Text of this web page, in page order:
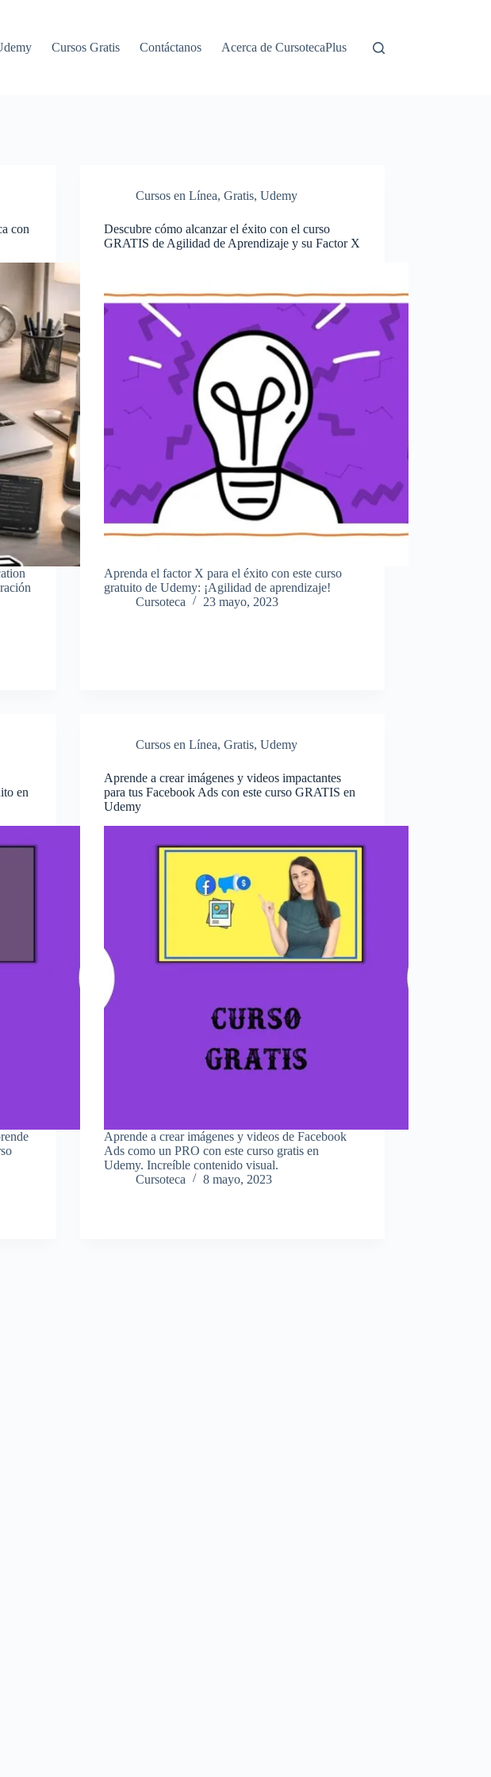
Cursos Gratis Contáctanos Acerca de CursotecaPlus
con
Cursos en Línea,Gratis,Udemy
Descubre cómo alcanzar el éxito con el curso
GRATIS de Agilidad de Aprendizaje y su Factor X
Aprenda el factor X para el éxito con este curso
gratuito de Udemy: ¡Agilidad de aprendizaje!
Cursoteca
23 mayo, 2023
en
Cursos en Línea,Gratis,Udemy
Aprende a crear imágenes y videos impactantes
para tus Facebook Ads con este curso GRATIS en
Udemy
Aprende a crear imágenes y videos de Facebook
Ads como un PRO con este curso gratis en
Udemy. Increíble contenido visual.
Cursoteca
8 mayo, 2023